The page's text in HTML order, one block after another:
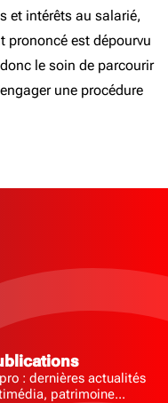
et intérêts au salarié,
prononcé est dépourvu
le soin de parcourir
une procédure
: dernières actualités
patrimoine...